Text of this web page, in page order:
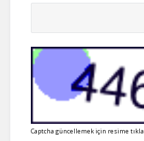
Captcha güncellemek için resime tıkla